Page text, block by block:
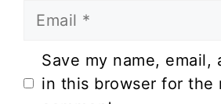
Email
Website
Save my name, email,
in this browser for the